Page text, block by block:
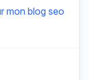
mon blog seo